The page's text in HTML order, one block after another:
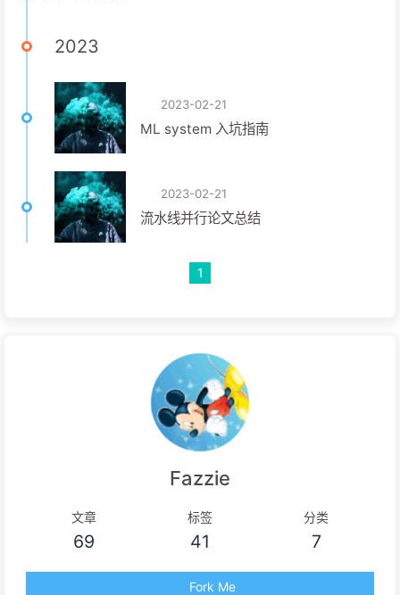
2023
2023-02-21
ML system 入坑指南
2023-02-21
流水线并行论文总结
1
Fazzie
文章
69
标签
41
分类
7
Fork Me